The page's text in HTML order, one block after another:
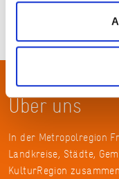
Über uns
In der Metropolregion
Landkreise, Städte,
KulturRegion